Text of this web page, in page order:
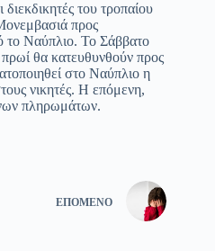
του τροπαίου
προς
το Ναύπλιο. Το Σάββατο
θα κατευθυνθούν προς
στο Ναύπλιο η
νικητές. Η επόμενη,
πληρωμάτων.
ΕΠΌΜΕΝΟ